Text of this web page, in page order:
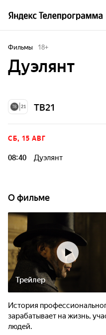
Фильмы 18+
Дуэлянт
ТВ21
СБ, 15 АВГ
08:40 Дуэлянт
О фильме
Трейлер
История
зарабатывает на жизнь,
людей.